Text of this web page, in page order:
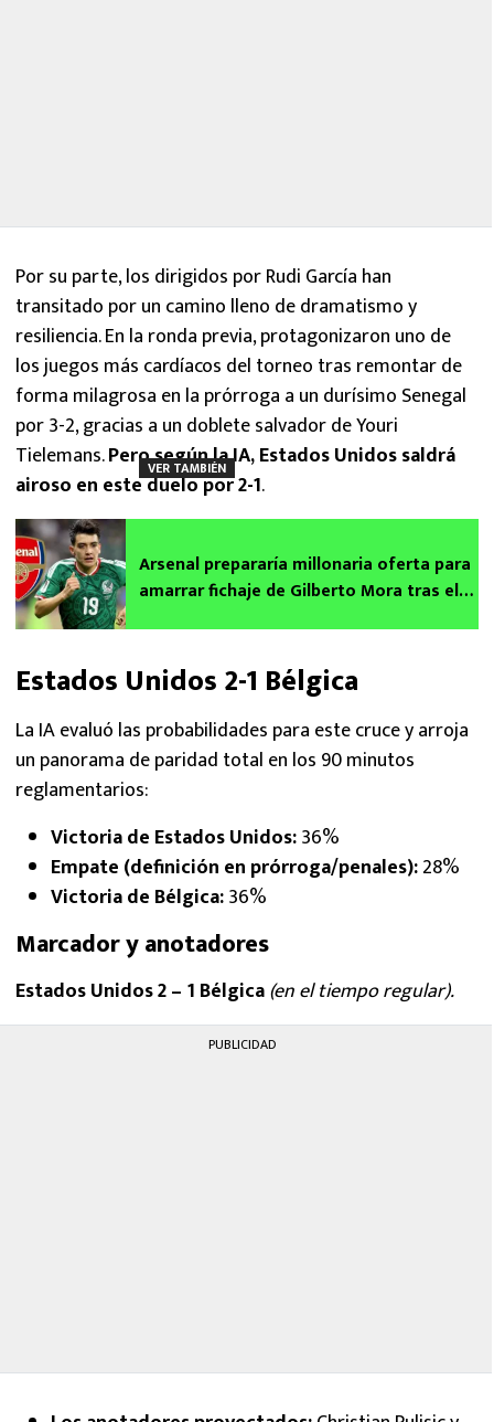
Por su parte, los dirigidos por Rudi García han
transitado por un camino lleno de dramatismo y
resiliencia. En la ronda previa, protagonizaron uno de
los juegos más cardíacos del torneo tras remontar de
forma milagrosa en la prórroga a un durísimo Senegal
por 3-2, gracias a un doblete salvador de Youri
Tielemans.Pero según la IA, Estados Unidos saldrá
airoso en este duelopor 2-1.
VER TAMBIÉN
Arsenal prepararía millonaria oferta para
amarrar fichaje de Gilberto Mora tras el
Estados Unidos 2-1 Bélgica
La IA evaluó las probabilidades para este cruce y arroja
un panorama de paridad total en los 90 minutos
reglamentarios:
Victoria de Estados Unidos:36%
Empate (definición en prórroga/penales):28%
Victoria de Bélgica:36%
Marcador y anotadores
Estados Unidos 2 – 1 Bélgica(en el tiempo regular).
PUBLICIDAD